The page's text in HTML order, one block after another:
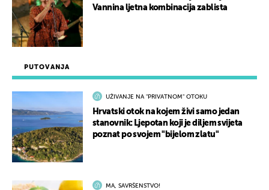
PUTOVANJA
UŽIVANJE NA "PRIVATNOM" OTOKU
Hrvatski otok na kojem živi samo jedan
stanovnik: Ljepotan koji je diljem svijeta
poznat po svojem "bijelom zlatu"
MA, SAVRŠENSTVO!
Vannina ljetna kombinacija zablista